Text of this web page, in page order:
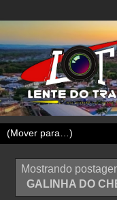
Mostrando
GALINHA DO